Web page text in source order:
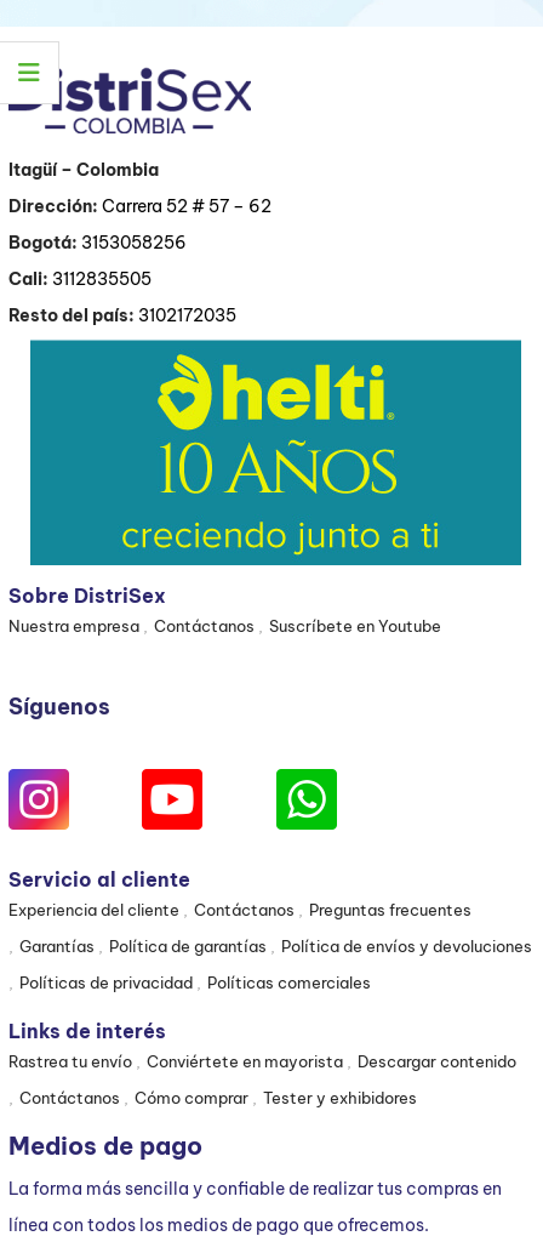
Itagüí– Colombia
Dirección: Carrera 52 # 57 – 62
Bogotá: 3153058256
Cali: 3112835505
Resto del país: 3102172035
Sobre DistriSex
Nuestra empresa Contáctanos Suscríbete en Youtube
Síguenos
Servicio al cliente
Experiencia del cliente Contáctanos
Preguntas frecuentes
Garantías
Política de garantías
Política de envíos y devoluciones
Políticas de privacidad
Políticas comerciales
Links de interés
Rastrea tu envío Conviértete en mayorista
Descargar contenido
Contáctanos
Cómo comprar Tester y exhibidores
Medios de pago
La forma más sencilla y confiable de realizar tus compras en
línea con todos los medios de pago que ofrecemos.